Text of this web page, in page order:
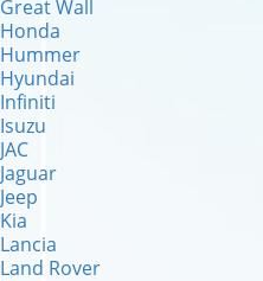
Great Wall
Honda
Hummer
Hyundai
Infiniti
Isuzu
JAC
Jaguar
Jeep
Kia
Lancia
Land Rover